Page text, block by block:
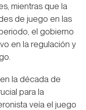
mientras que la
de juego en las
el gobierno
en la regulación y
la década de
para la
veía el juego